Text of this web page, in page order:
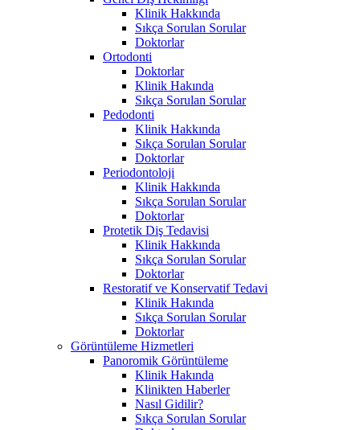
Klinik Hakkında
Sıkça Sorulan Sorular
Doktorlar
Ortodonti
Doktorlar
Klinik Hakında
Sıkça Sorulan Sorular
Pedodonti
Klinik Hakkında
Sıkça Sorulan Sorular
Doktorlar
Periodontoloji
Klinik Hakkında
Sıkça Sorulan Sorular
Doktorlar
Protetik Diş Tedavisi
Klinik Hakkında
Sıkça Sorulan Sorular
Doktorlar
Restoratif ve Konservatif Tedavi
Klinik Hakında
Sıkça Sorulan Sorular
Doktorlar
Görüntüleme Hizmetleri
Panoromik Görüntüleme
Klinik Hakında
Klinikten Haberler
Nasıl Gidilir?
Sıkça Sorulan Sorular